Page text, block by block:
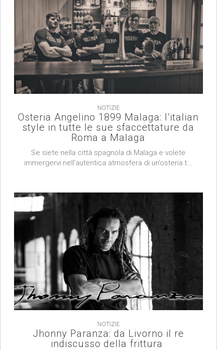
NOTIZIE
Osteria Angelino 1899 Malaga: l’italian
style in tutte le sue sfaccettature da
Roma a Malaga
Se siete nella città spagnola di Malaga e volete
immergervi nell’autentica atmosfera di un’osteria t...
NOTIZIE
Jhonny Paranza: da Livorno il re
indiscusso della frittura